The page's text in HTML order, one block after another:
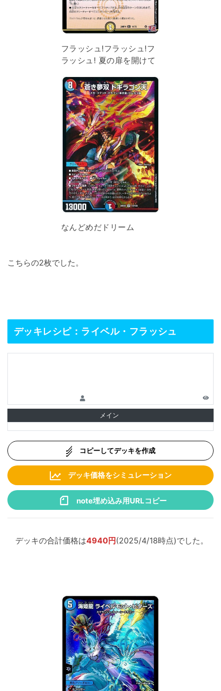
フラッシュ!フラッシュ!フ
ラッシュ! 夏の扉を開けて
なんどめだドリーム
こちらの2枚でした。
デッキレシピ：ライベル・フラッシュ
メイン
コピーしてデッキを作成
デッキ価格をシミュレーション
note埋め込み用URLコピー
デッキの合計価格は4940円 (2025/4/18時点)でした。